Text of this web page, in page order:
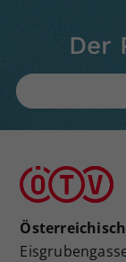
Der